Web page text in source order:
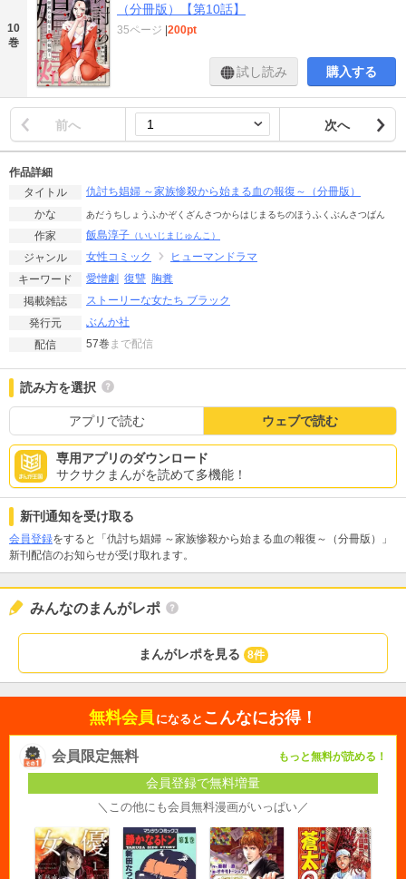
10
巻
（分冊版）【第10話】
35ページ |200pt
試し読み 購入する
前へ 次へ
作品詳細
タイトル
仇討ち娼婦 ～家族惨殺から始まる血の報復～（分冊版）
かな
あだうちしょうふかぞくざんさつからはじまるちのほうふくぶんさつばん
作家 飯島淳子 （いいじまじゅんこ）
ジャンル 女性コミック
ヒューマンドラマ
キーワード
愛憎劇 復讐 胸糞
掲載雑誌
ストーリーな女たち ブラック
発行元
ぶんか社
配信
57巻 まで配信
読み方を選択
アプリで読む ウェブで読む
専用アプリのダウンロード
サクサクまんがを読めて多機能！
新刊通知を受け取る
会員登録をすると「仇討ち娼婦 ～家族惨殺から始まる血の報復～（分冊版）」
新刊配信のお知らせが受け取れます。
みんなのまんがレポ
まんがレポを見る 8件
無料会員 になると こんなにお得！
会員限定無料 もっと無料が読める！
会員登録で無料増量
＼この他にも会員無料漫画がいっぱい／